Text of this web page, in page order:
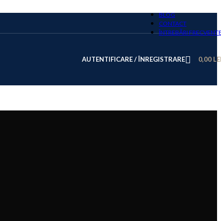
BLOG
CONTACT
ÎNTREBĂRI
AUTENTIFICARE / ÎNREGISTRARE 0,00